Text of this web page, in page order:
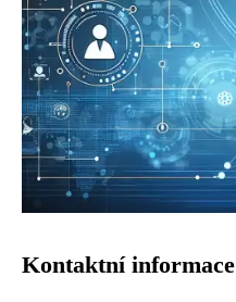
Kontaktní informace